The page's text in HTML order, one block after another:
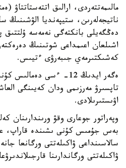
مالىمەتتەردى، ارالىق
ناتيجەلەرىن، ستيپەنديا الۋشىنىڭ
دەڭگەيلى بانكتەگى نەمەسە ۇلتتىق
كەشىكتىرمەي جىبەرۋى ءتيىس.
ەگەر ايدىڭ 12- ءسى
تاپسىرۋ مەرزىمى ودان كەيىنگى
اۋىستىرىلادى.
وپەراتور جوعارى وقۋ ورىندارىنان
بەس جۇمىس كۇنى ىشىندە قاراپ،
سالاسىنداعى ۋاكىلەتتى ورگانعا
ۋاكىلەتتى ورگاندارىنا